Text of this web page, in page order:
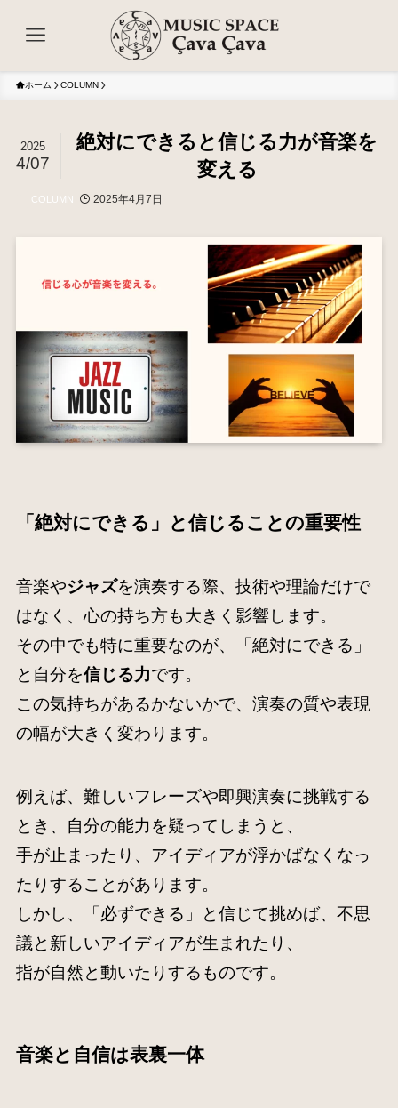
ホーム COLUMN
絶対にできると信じる力が音楽を
変える
2025
4/07
COLUMN 2025年4月7日
「絶対にできる」と信じることの重要性
音楽やジャズを演奏する際、技術や理論だけで
はなく、心の持ち方も大きく影響します。
その中でも特に重要なのが、「絶対にできる」
と自分を信じる力です。
この気持ちがあるかないかで、演奏の質や表現
の幅が大きく変わります。
例えば、難しいフレーズや即興演奏に挑戦する
とき、自分の能力を疑ってしまうと、
手が止まったり、アイディアが浮かばなくなっ
たりすることがあります。
しかし、「必ずできる」と信じて挑めば、不思
議と新しいアイディアが生まれたり、
指が自然と動いたりするものです。
音楽と自信は表裏一体